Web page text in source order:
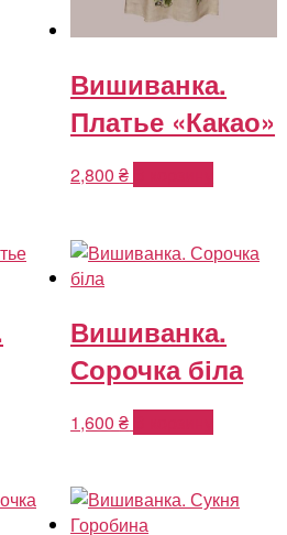
Вишиванка.
Платье «Какао»
2,800₴
Вишиванка.
Сорочка біла
1,600₴